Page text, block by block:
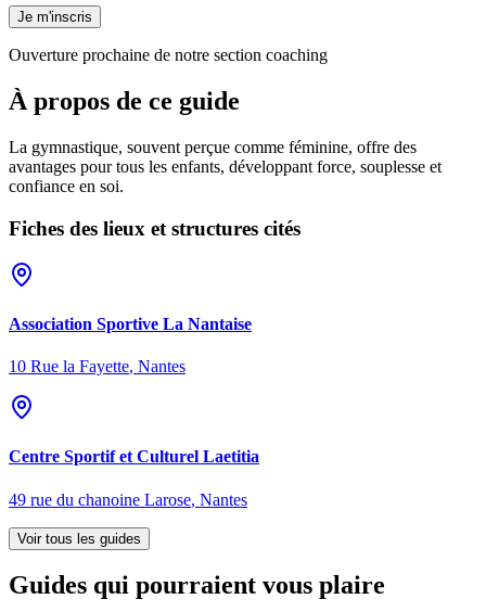
Je m'inscris
Ouverture prochaine de notre section coaching
À propos de ce guide
La gymnastique, souvent perçue comme féminine, offre des
avantages pour tous les enfants, développant force, souplesse et
confiance en soi.
Fiches des lieux et structures cités
Association Sportive La Nantaise
10 Rue la Fayette, Nantes
Centre Sportif et Culturel Laetitia
49 rue du chanoine Larose, Nantes
Voir tous les guides
Guides qui pourraient vous plaire